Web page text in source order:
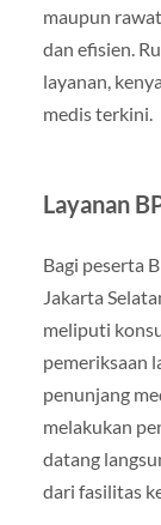
maupun
dan efisien.
layanan,
medis terkini.
Layanan
Bagi peserta
Jakarta
meliputi
pemeriksaan
penunjang
melakukan
datang
dari fasilitas